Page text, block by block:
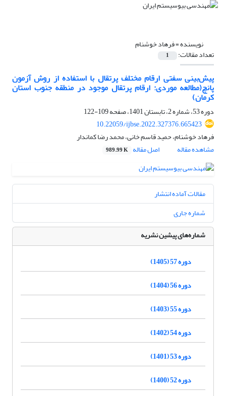
نویسنده =فرهاد خوشنام
تعداد مقالات: 1
پیش‌بینی سفتی ارقام مختلف پرتقال با استفاده از روش آزمون
پانچ(مطالعه موردی: ارقام پرتقال موجود در منطقه جنوب استان
کرمان)
دوره 53، شماره 2، تابستان 1401، صفحه
109-122
10.22059/ijbse.2022.327376.665423
فرهاد خوشنام، حمید قاسم خانی، محمد رضا کماندار
مشاهده مقاله
اصل مقاله 989.99 K
مقالات آماده انتشار
شماره جاری
شماره‌های پیشین نشریه
دوره 57 (1405)
دوره 56 (1404)
دوره 55 (1403)
دوره 54 (1402)
دوره 53 (1401)
دوره 52 (1400)